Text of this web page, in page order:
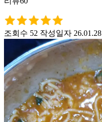
조회수 52 작성일자 26.01.28